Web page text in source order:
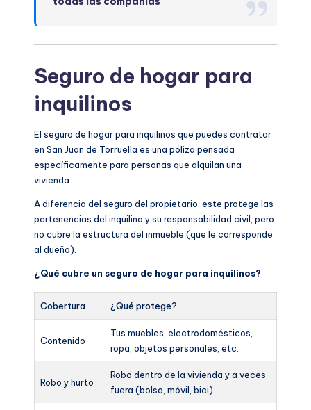
Seguro de hogar para
inquilinos
El seguro de hogar para inquilinos que puedes contratar
en San Juan de Torruella es una póliza pensada
específicamente para personas que alquilan una
vivienda.
A diferencia del seguro del propietario, este protege las
pertenencias del inquilino y su responsabilidad civil, pero
no cubre la estructura del inmueble (que le corresponde
al dueño).
¿Qué cubre un seguro de hogar para inquilinos?
Cobertura ¿Qué protege?
Contenido
Tus muebles, electrodomésticos,
ropa, objetos personales, etc.
Robo y hurto
Robo dentro de la vivienda y a veces
fuera (bolso, móvil, bici).